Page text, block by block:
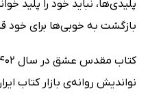
پلیدی‌ها، نباید خود را پلید
بازگشت به خوبی‌ها برای خود
نواندیش روانه‌ی بازار کتاب